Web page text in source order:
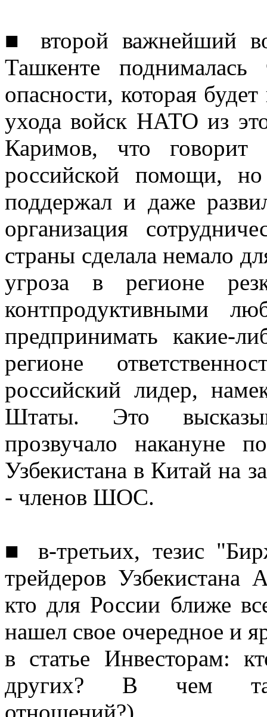
■ второй важнейший
Ташкенте
опасности, которая
ухода войск НАТО из
Каримов, что говорит
российской помощи,
поддержал и даже
организация
страны сделала немало
угроза в регионе
контпродуктивными
предпринимать какие-
регионе
российский лидер,
Штаты. Это
прозвучало накануне
Узбекистана в Китай на
- членов ШОС.
■ в-третьих, тезис
трейдеров
кто для России ближе
нашел свое очередное и
в статье Инвесторам:
других? В чем
отношений?).